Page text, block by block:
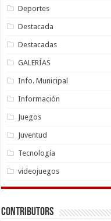
Deportes
Destacada
Destacadas
GALERÍAS
Info. Municipal
Información
Juegos
Juventud
Tecnología
videojuegos
Contributors